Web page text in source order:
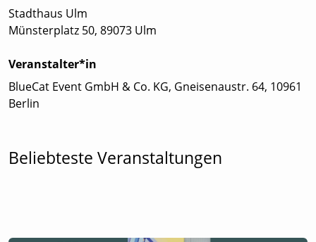
Stadthaus Ulm
Münsterplatz 50, 89073 Ulm
Veranstalter*in
BlueCat Event GmbH & Co. KG, Gneisenaustr. 64, 10961
Berlin
Beliebteste Veranstaltungen